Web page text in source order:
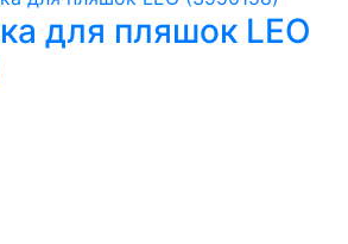
для пляшок LEO